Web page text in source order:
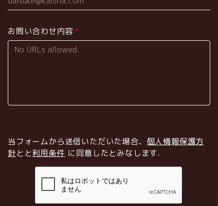
お問い合わせ内容
当フォームから送信いただいた場合、 個人情報保護方
針とと利用条件 に同意したとみなします.